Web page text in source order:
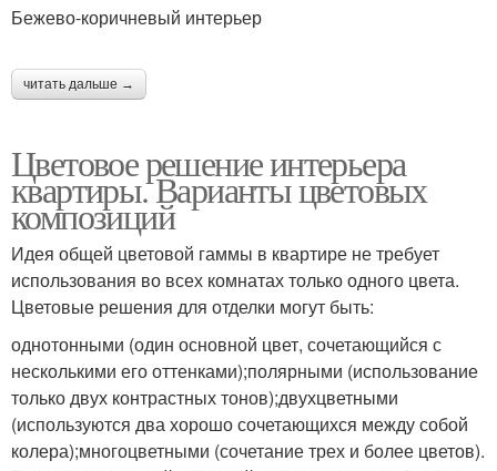
Бежево-коричневый интерьер
читать дальше →
Цветовое решение интерьера
квартиры. Варианты цветовых
композиций
Идея общей цветовой гаммы в квартире не требует
использования во всех комнатах только одного цвета.
Цветовые решения для отделки могут быть:
однотонными (один основной цвет, сочетающийся с
несколькими его оттенками);полярными (использование
только двух контрастных тонов);двухцветными
(используются два хорошо сочетающихся между собой
колера);многоцветными (сочетание трех и более цветов).